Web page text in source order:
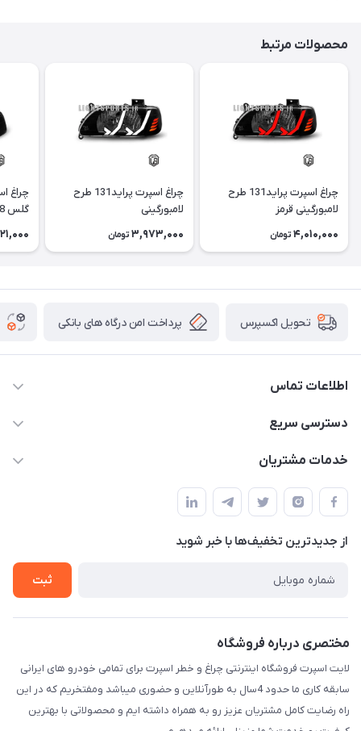
محصولات مرتبط
چراغ اسپرت پراید131 طرح
لامبورگینی قرمز
4,010,000 تومان
چراغ اسپرت پراید131 طرح
لامبورگینی
3,973,000 تومان
گلس i8 آبی
تحویل اکسپرس پرداخت امن درگاه های بانکی
اطلاعات تماس
09012926386
دسترسی سریع
حساب کاربری
لیست محصولات
درباره ما
خدمات مشتریان
قوانین و مقررات
حریم خصوصی
راهنما
از جدید‌ترین تخفیف‌ها با‌ خبر شوید
ثبت
مختصری درباره فروشگاه
لایت اسپرت فروشگاه اینترنتی چراغ و خطر اسپرت برای تمامی خودرو های ایرانی
سابقه کاری ما حدود 4سال به طورآنلاین و حضوری میباشد ومفتخریم که در این
راه رضایت کامل مشتریان عزیز رو به همراه داشته ایم و محصولاتی با بهترین